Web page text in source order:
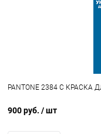
PANTONE 2384 C КРАСКА
900 руб. / шт